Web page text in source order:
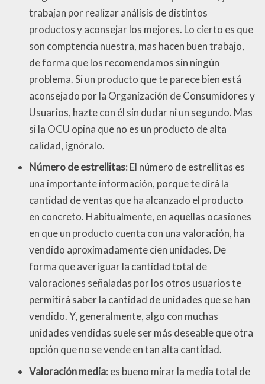
trabajan por realizar análisis de distintos
productos y aconsejar los mejores. Lo cierto es que
son comptencia nuestra, mas hacen buen trabajo,
de forma que los recomendamos sin ningún
problema. Si un producto que te parece bien está
aconsejado por la Organización de Consumidores y
Usuarios, hazte con él sin dudar ni un segundo. Mas
si la OCU opina que no es un producto de alta
calidad, ignóralo.
Número de estrellitas: El número de estrellitas es
una importante información, porque te dirá la
cantidad de ventas que ha alcanzado el producto
en concreto. Habitualmente, en aquellas ocasiones
en que un producto cuenta con una valoración, ha
vendido aproximadamente cien unidades. De
forma que averiguar la cantidad total de
valoraciones señaladas por los otros usuarios te
permitirá saber la cantidad de unidades que se han
vendido. Y, generalmente, algo con muchas
unidades vendidas suele ser más deseable que otra
opción que no se vende en tan alta cantidad.
Valoración media: es bueno mirar la media total de